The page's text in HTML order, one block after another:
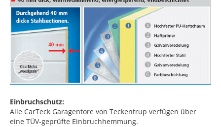
Einbruchschutz:
Alle CarTeck Garagentore von Teckentrup verfügen über
eine TÜV-geprüfte Einbruchhemmung.